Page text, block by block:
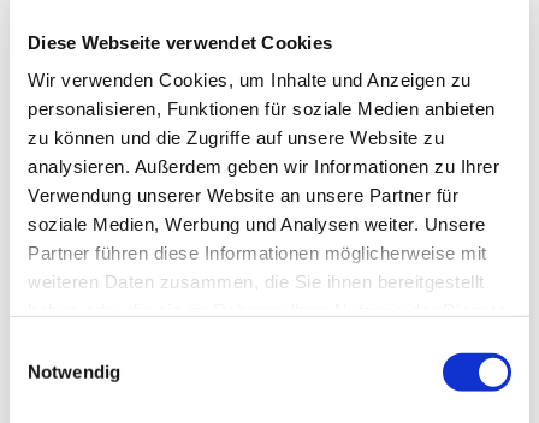
Diese Webseite verwendet Cookies
Wir verwenden Cookies, um Inhalte und Anzeigen zu
personalisieren, Funktionen für soziale Medien anbieten
zu können und die Zugriffe auf unsere Website zu
analysieren. Außerdem geben wir Informationen zu Ihrer
Verwendung unserer Website an unsere Partner für
soziale Medien, Werbung und Analysen weiter. Unsere
Partner führen diese Informationen möglicherweise mit
weiteren Daten zusammen, die Sie ihnen bereitgestellt
Notwendig
Kontakt: Gabriele Masanetz
Telefon: 0209 / 81 82 449